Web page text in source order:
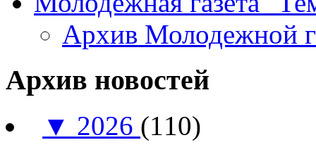
Архив Молодежной
Архив новостей
▼ 2026 (110)